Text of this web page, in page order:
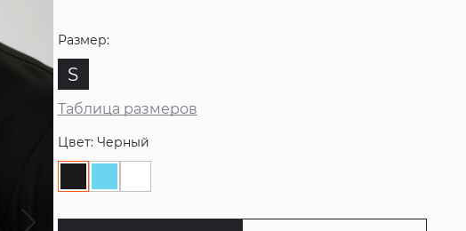
Размер:
S
Таблица размеров
Цвет: Черный